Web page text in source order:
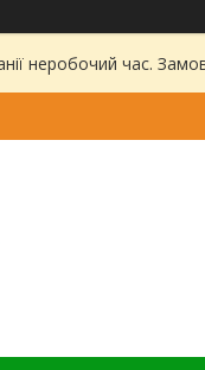
неробочий час.